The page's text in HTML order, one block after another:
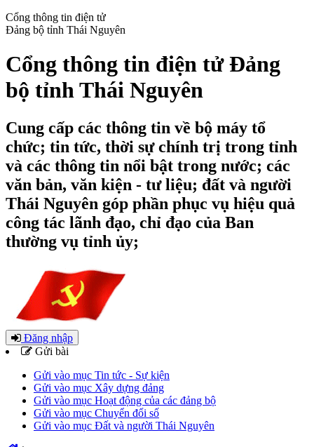
Cổng thông tin điện tử
Đảng bộ tỉnh Thái Nguyên
Cổng thông tin điện tử Đảng
bộ tỉnh Thái Nguyên
Cung cấp các thông tin về bộ máy tổ
chức; tin tức, thời sự chính trị trong tỉnh
và các thông tin nổi bật trong nước; các
văn bản, văn kiện - tư liệu; đất và người
Thái Nguyên góp phần phục vụ hiệu quả
công tác lãnh đạo, chỉ đạo của Ban
thường vụ tỉnh ủy;
Đăng nhập
Gửi bài
Gửi vào mục Tin tức - Sự kiện
Gửi vào mục Xây dựng đảng
Gửi vào mục Hoạt động của các đảng bộ
Gửi vào mục Chuyển đổi số
Gửi vào mục Đất và người Thái Nguyên